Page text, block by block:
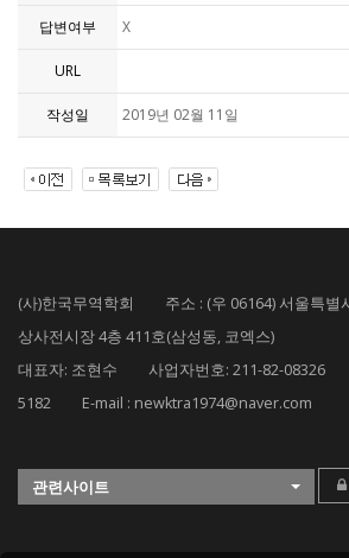
답변여부 X
URL
작성일 2019년 02월 11일
(사)한국무역학회 주소 : (우 06164) 서울특별
상사전시장 4층 411호(삼성동, 코엑스)
대표자: 조현수 사업자번호: 211-82-08326
5182 E-mail : newktra1974@naver.com
관련사이트